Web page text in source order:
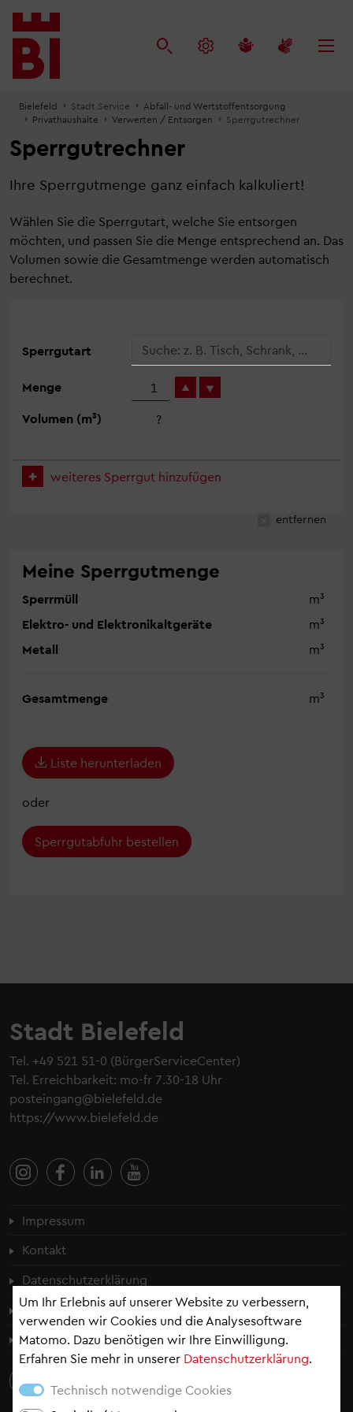
Um Ihr Erlebnis auf unserer Website zu verbessern,
verwenden wir Cookies und die Analysesoftware
Matomo. Dazu benötigen wir Ihre Einwilligung.
Erfahren Sie mehr in unserer Datenschutzerklärung.
Technisch notwendige Cookies
Inhalt
anspringen
Menü
anspringen
Suche
anspringen
Bielefeld Stadt.Service
Abfall- und Wertstoffentsorgung
Privathaushalte
Verwerten / Entsorgen Sperrgutrechner
Sperrgutrechner
Ihre Sperrgutmenge ganz einfach kalkuliert!
Wählen Sie die Sperrgutart, welche Sie entsorgen
möchten, und passen Sie die Menge entsprechend an. Das
Volumen sowie die Gesamtmenge werden automatisch
berechnet.
Sperrgutart
Menge
Volumen (m³) ?
entfernen
weiteres Sperrgut hinzufügen
Meine Sperrgutmenge
Sperrmüll
m³
Elektro- und Elektronikaltgeräte
m³
Metall
m³
Gesamtmenge m³
Liste herunterladen
oder
Sperrgutabfuhr bestellen
Stadt Bielefeld
Tel. +49 521 51-0 (BürgerServiceCenter)
Tel. Erreichbarkeit: mo-fr 7.30-18 Uhr
posteingang@bielefeld.de
https://www.bielefeld.de
Fußzeilenmenü
Impressum
Kontakt
Datenschutzerklärung
Cookie-Einstellungen
Erklärung zur Barrierefreiheit